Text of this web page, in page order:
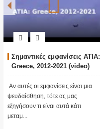
Σημαντικές εμφανίσεις ATIA:
Greece, 2012-2021 (video)
Αν αυτές οι εμφανίσεις είναι μια
ψευδαίσθηση, τότε ας μας
εξηγήσουν τι είναι αυτά κάτι
μεταμ...